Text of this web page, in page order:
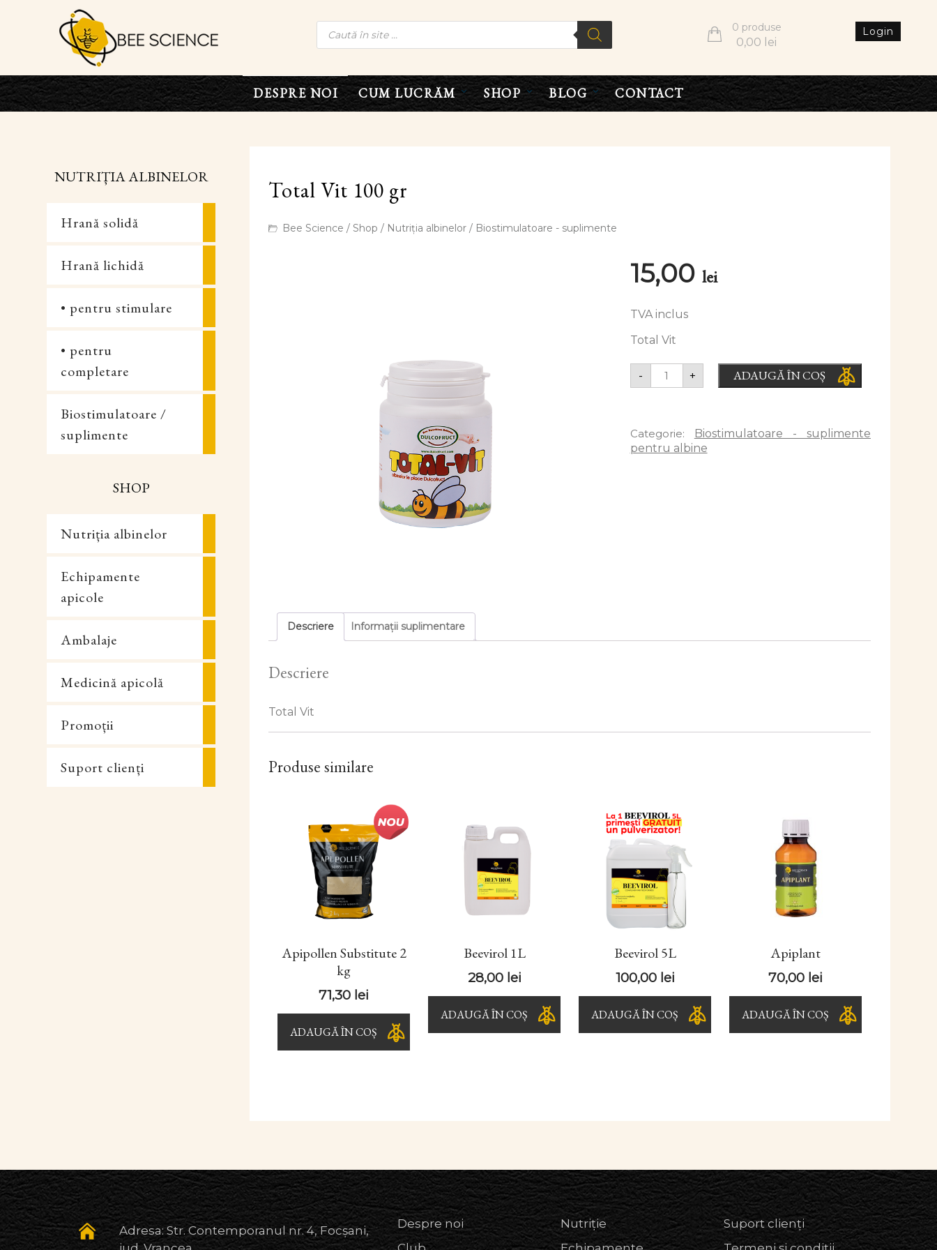
Login
0 produse
0,00 lei
DESPRE NOI CUM LUCRĂM SHOP BLOG CONTACT
Total Vit 100 gr
Bee Science / Shop / Nutriția albinelor / Biostimulatoare - suplimente
15,00 lei
TVA inclus
Total Vit
- + ADAUGĂ ÎN COȘ
Categorie: Biostimulatoare - suplimente
pentru albine
Descriere Informații suplimentare
Descriere
Total Vit
Produse similare
Apipollen Substitute 2
kg
71,30 lei
ADAUGĂ ÎN COȘ
Beevirol 1L
28,00 lei
ADAUGĂ ÎN COȘ
Beevirol 5L
100,00 lei
ADAUGĂ ÎN COȘ
Apiplant
70,00 lei
ADAUGĂ ÎN COȘ
NUTRIȚIA ALBINELOR
Hrană solidă
Hrană lichidă
• pentru stimulare
• pentru
completare
Biostimulatoare /
suplimente
SHOP
Nutriția albinelor
Echipamente
apicole
Ambalaje
Medicină apicolă
Promoții
Suport clienți
Adresa: Str. Contemporanul nr. 4, Focșani,
Despre noi
Nutriție
Suport clienți